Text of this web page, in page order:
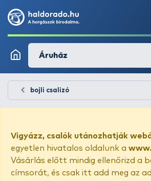
Áruház
bojli csalizó
Vigyázz, csalók utánozhatják
egyetlen hivatalos oldalunk a
Vásárlás előtt mindig ellenőrizd a
címsorát, és csak itt add meg az